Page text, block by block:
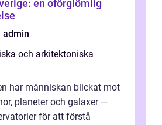
en oförglömlig
admin
och arkitektoniska
har människan blickat mot
planeter och galaxer —
för att förstå